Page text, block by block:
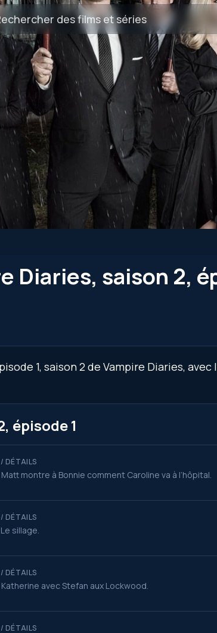
Diaries, saison 2,
1, saison 2 de Vampire Diaries,
épisode 1
/ DÉTAILS
montre à Bonnie comment Caroline va à l’hôpital.
/ DÉTAILS
sillage.
/ DÉTAILS
avec Stefan aux Lockwood.
/ DÉTAILS